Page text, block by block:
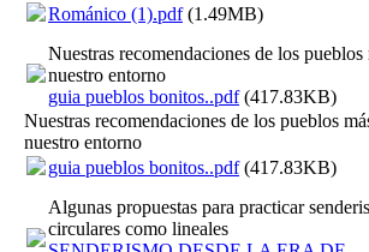
Románico (1).pdf(1.49MB)
Nuestras recomendaciones de los pueblos
nuestro entorno
guia pueblos bonitos..pdf(417.83KB)
Nuestras recomendaciones de los pueblos
nuestro entorno
guia pueblos bonitos..pdf(417.83KB)
Algunas propuestas para practicar
circulares como lineales